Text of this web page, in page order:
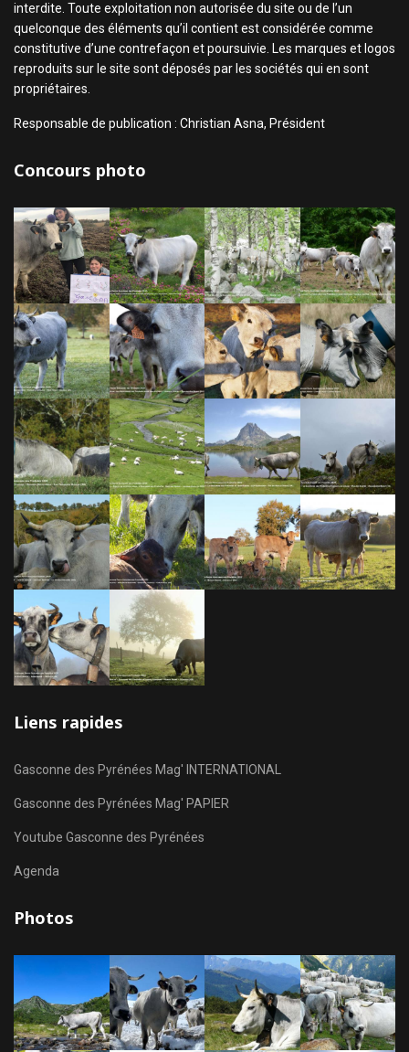
interdite. Toute exploitation non autorisée du site ou de l’un
quelconque des éléments qu’il contient est considérée comme
constitutive d’une contrefaçon et poursuivie. Les marques et logos
reproduits sur le site sont déposés par les sociétés qui en sont
propriétaires.
Responsable de publication : Christian Asna, Président
Concours photo
Liens rapides
Gasconne des Pyrénées Mag' INTERNATIONAL
Gasconne des Pyrénées Mag' PAPIER
Youtube Gasconne des Pyrénées
Agenda
Photos